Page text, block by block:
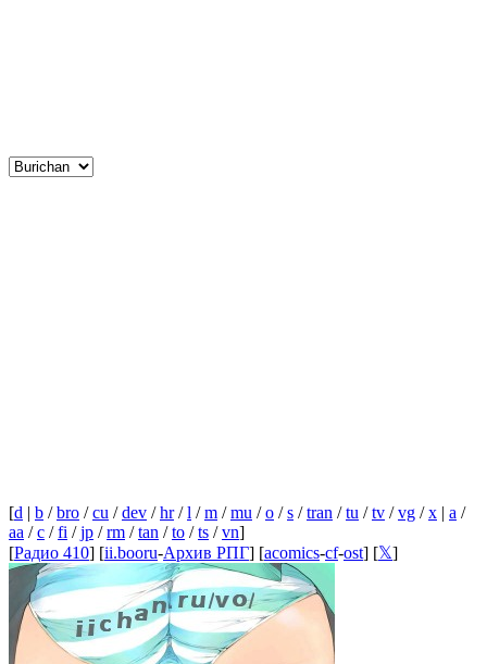
[d | b /bro /cu /dev /hr/l /m /mu /o /s /tran /tu /tv /vg /x | a /
aa /c /fi /jp /rm /tan /to /ts /vn]
[Радио 410] [ii.booru-Архив РПГ] [acomics-cf-ost] [𝕏]